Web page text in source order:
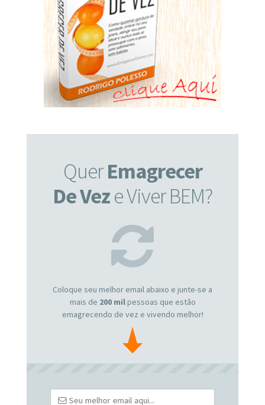
QuerEmagrecer
De Veze Viver BEM?
Coloque seu melhor email abaixo e junte-se a
mais de 200 milpessoas que estão
emagrecendo de vez e vivendo melhor!